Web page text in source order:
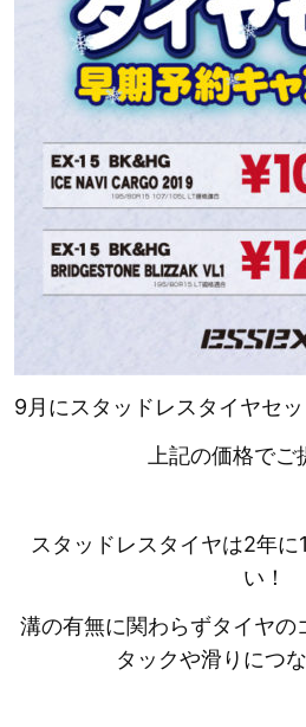
9月にスタッドレスタイヤセ
上記の価格でご
スタッドレスタイヤは2年に
い！
溝の有無に関わらずタイヤの
タックや滑りにつ